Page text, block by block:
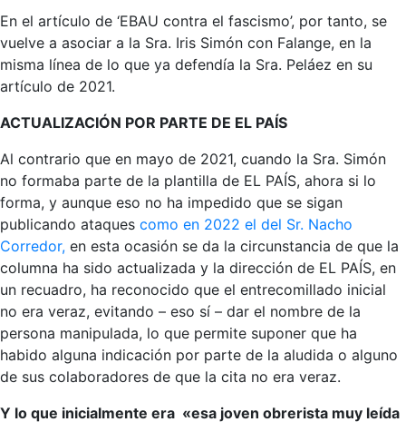
En el artículo de ‘EBAU contra el fascismo’, por tanto, se
vuelve a asociar a la Sra. Iris Simón con Falange, en la
misma línea de lo que ya defendía la Sra. Peláez en su
artículo de 2021.
ACTUALIZACIÓN POR PARTE DE EL PAÍS
Al contrario que en mayo de 2021, cuando la Sra. Simón
no formaba parte de la plantilla de EL PAÍS, ahora si lo
forma, y aunque eso no ha impedido que se sigan
publicando ataques como en 2022 el del Sr. Nacho
Corredor, en esta ocasión se da la circunstancia de que la
columna ha sido actualizada y la dirección de EL PAÍS, en
un recuadro, ha reconocido que el entrecomillado inicial
no era veraz, evitando – eso sí – dar el nombre de la
persona manipulada, lo que permite suponer que ha
habido alguna indicación por parte de la aludida o alguno
de sus colaboradores de que la cita no era veraz.
Y lo que inicialmente era «esa joven obrerista muy leída